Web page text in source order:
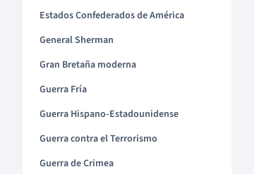
Estados Confederados de América
General Sherman
Gran Bretaña moderna
Guerra Fría
Guerra Hispano-Estadounidense
Guerra contra el Terrorismo
Guerra de Crimea